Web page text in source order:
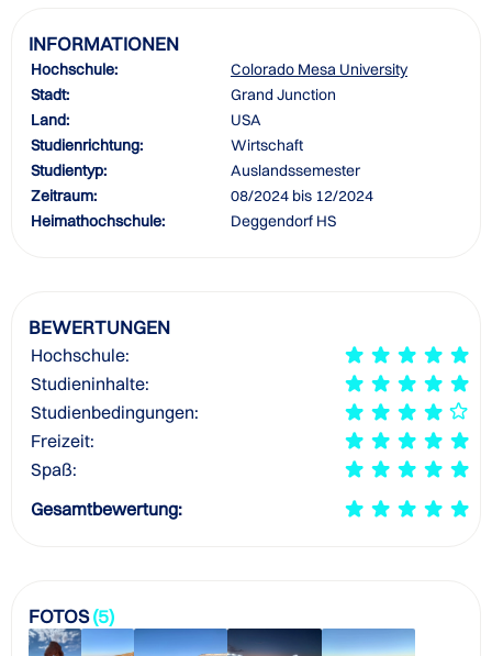
INFORMATIONEN
Hochschule:
Colorado Mesa University
Stadt:
Grand Junction
Land:
USA
Studienrichtung:
Wirtschaft
Studientyp:
Auslandssemester
Zeitraum:
08/2024 bis 12/2024
Heimathochschule:
Deggendorf HS
BEWERTUNGEN
Hochschule:
Studieninhalte:
Studienbedingungen:
Freizeit:
Spaß:
Gesamtbewertung:
FOTOS(5)